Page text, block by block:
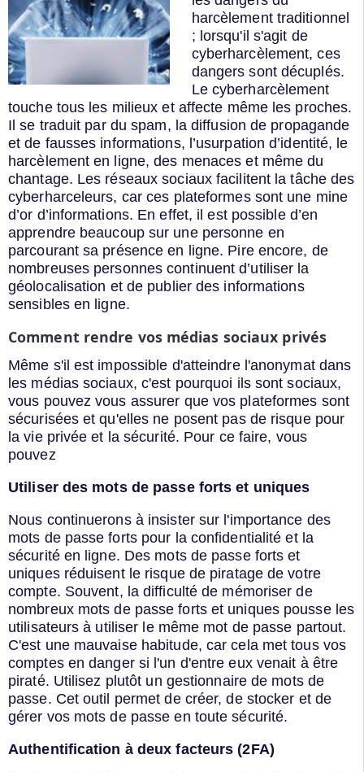
harcèlement traditionnel
; lorsqu'il s'agit de
cyberharcèlement, ces
dangers sont décuplés.
Le cyberharcèlement
touche tous les milieux et affecte même les proches.
Il se traduit par du spam, la diffusion de propagande
et de fausses informations, l’usurpation d’identité, le
harcèlement en ligne, des menaces et même du
chantage. Les réseaux sociaux facilitent la tâche des
cyberharceleurs, car ces plateformes sont une mine
d’or d’informations. En effet, il est possible d’en
apprendre beaucoup sur une personne en
parcourant sa présence en ligne. Pire encore, de
nombreuses personnes continuent d’utiliser la
géolocalisation et de publier des informations
sensibles en ligne.
Comment rendre vos médias sociaux privés
Même s'il est impossible d'atteindre l'anonymat dans
les médias sociaux, c'est pourquoi ils sont sociaux,
vous pouvez vous assurer que vos plateformes sont
sécurisées et qu'elles ne posent pas de risque pour
la vie privée et la sécurité. Pour ce faire, vous
pouvez
Utiliser des mots de passe forts et uniques
Nous continuerons à insister sur l'importance des
mots de passe forts pour la confidentialité et la
sécurité en ligne. Des mots de passe forts et
uniques réduisent le risque de piratage de votre
compte. Souvent, la difficulté de mémoriser de
nombreux mots de passe forts et uniques pousse les
utilisateurs à utiliser le même mot de passe partout.
C'est une mauvaise habitude, car cela met tous vos
comptes en danger si l'un d'entre eux venait à être
piraté. Utilisez plutôt un gestionnaire de mots de
passe. Cet outil permet de créer, de stocker et de
gérer vos mots de passe en toute sécurité.
Authentification à deux facteurs (2FA)